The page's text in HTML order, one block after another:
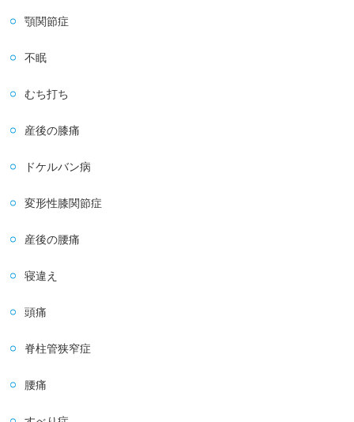
顎関節症
不眠
むち打ち
産後の膝痛
ドケルバン病
変形性膝関節症
産後の腰痛
寝違え
頭痛
脊柱管狭窄症
腰痛